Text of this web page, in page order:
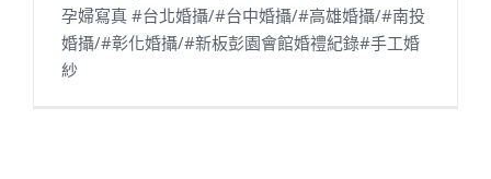
孕婦寫真 #台北婚攝/#台中婚攝/#高雄婚攝/#南投
婚攝/#彰化婚攝/#新板彭園會館婚禮紀錄#手工婚
紗